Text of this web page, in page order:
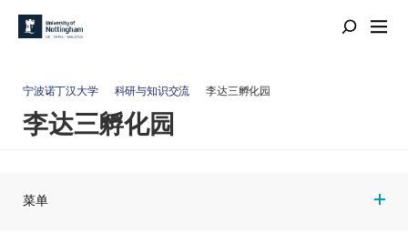
宁波诺丁汉大学 科研与知识交流 李达三孵化园
李达三孵化园
菜单